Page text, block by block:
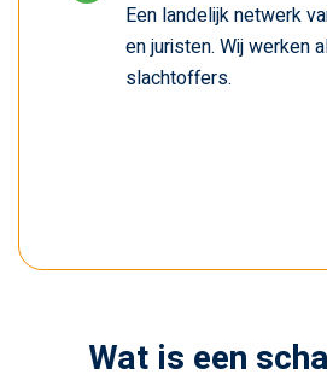
Een landelijk netwerk
en juristen. Wij werken
slachtoffers.
Wat is een